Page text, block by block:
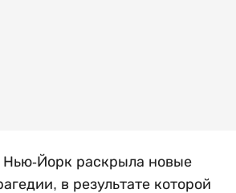
Нью-Йорк раскрыла новые
в результате которой